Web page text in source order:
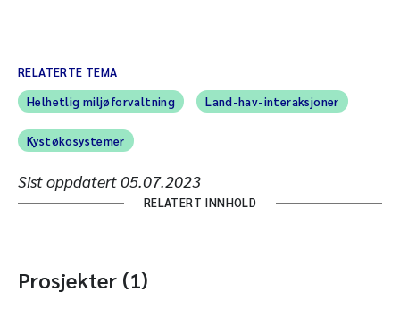
RELATERTE TEMA
Helhetlig miljøforvaltning
Land-hav-interaksjoner
Kystøkosystemer
Sist oppdatert05.07.2023
RELATERT INNHOLD
Prosjekter (1)